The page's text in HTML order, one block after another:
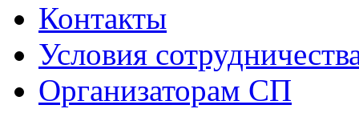
Контакты
Условия
Организаторам СП